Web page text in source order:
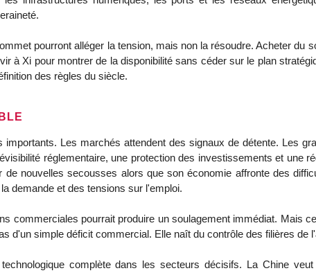
pourront alléger la tension, mais non la résoudre. Acheter du
à Xi pour montrer de la disponibilité sans céder sur le plan
des règles du siècle.
Les marchés attendent des signaux de détente. Les
réglementaire, une protection des investissements et une
nouvelles secousses alors que son économie affronte des
demande et des tensions sur l'emploi.
commerciales pourrait produire un soulagement immédiat. Mais
d'un simple déficit commercial. Elle naît du contrôle des filières de
complète dans les secteurs décisifs. La Chine